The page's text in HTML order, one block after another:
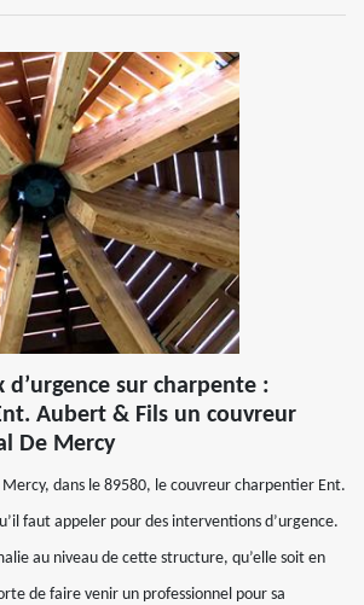
d’urgence sur charpente :
Aubert & Fils un couvreur
De Mercy
Mercy, dans le 89580, le couvreur charpentier Ent.
faut appeler pour des interventions d’urgence.
au niveau de cette structure, qu’elle soit en
de faire venir un professionnel pour sa